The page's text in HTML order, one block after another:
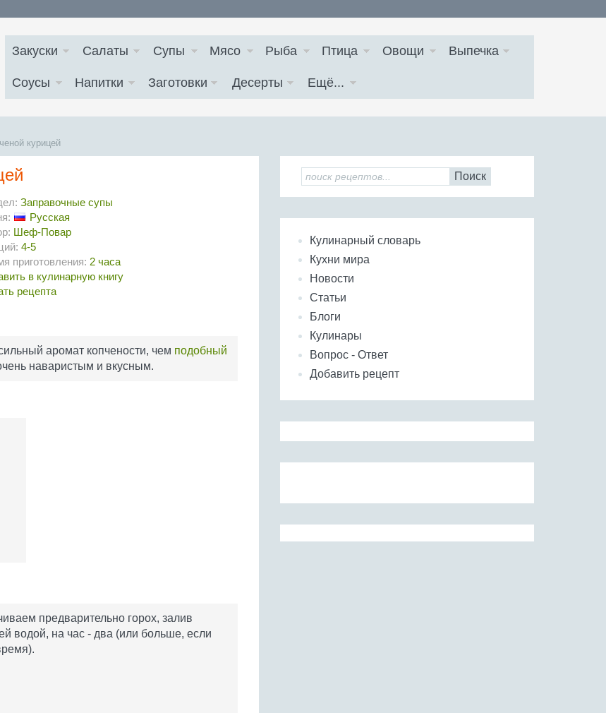
Закуски Салаты Супы Мясо Рыба Птица Овощи Выпечка
Соусы Напитки Заготовки Десерты Ещё...
курицей
Заправочные супы
Русская
Шеф-Повар
4-5
приготовления: 2 часа
в кулинарную книгу
рецепта
аромат копчености, чем подобный
наваристым и вкусным.
предварительно горох, залив
водой, на час - два (или больше, если
Поиск
Кулинарный словарь
Кухни мира
Новости
Статьи
Блоги
Кулинары
Вопрос - Ответ
Добавить рецепт